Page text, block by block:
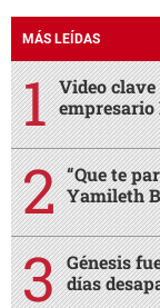
MÁS LEÍDAS
Video
empresario
“Que te
Yamileth
Génesis
días